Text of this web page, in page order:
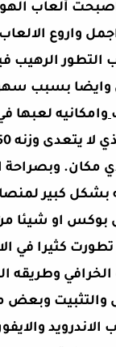
ألعاب
واروع
الرهيب
وايضا بسبب
وامكانيه لعبها
مكان.
بشكل كبير
او شيئا من
تطورت كثيرا في
الخرافي
والتثبيت وبعض
الاندرويد